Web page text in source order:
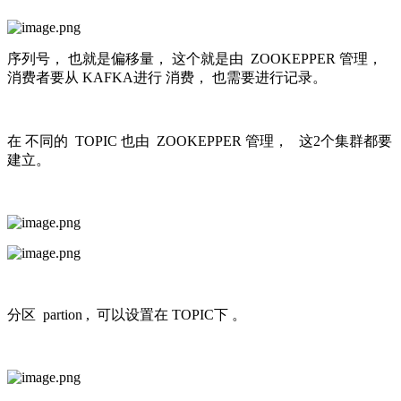
序列号， 也就是偏移量， 这个就是由 ZOOKEPPER 管理，
消费者要从 KAFKA进行 消费， 也需要进行记录。
在 不同的 TOPIC 也由 ZOOKEPPER 管理， 这2个集群都要
建立。
分区 partion , 可以设置在 TOPIC下 。